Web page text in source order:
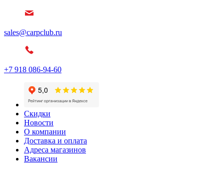
sales@carpclub.ru
+7 918 086-94-60
Скидки
Новости
О компании
Доставка и оплата
Адреса магазинов
Вакансии